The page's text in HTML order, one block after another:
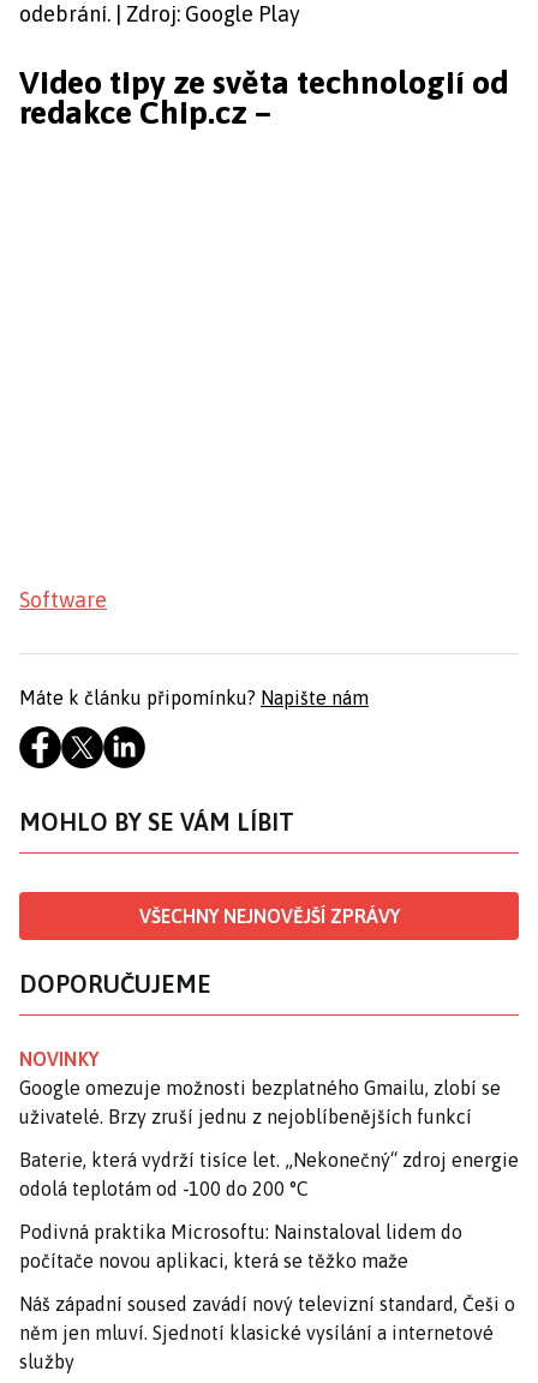
odebrání. | Zdroj: Google Play
Video tipy ze světa technologií od
redakce Chip.cz –
Software
Máte k článku připomínku? Napište nám
MOHLO BY SE VÁM LÍBIT
VŠECHNY NEJNOVĚJŠÍ ZPRÁVY
DOPORUČUJEME
NOVINKY
Google omezuje možnosti bezplatného Gmailu, zlobí se
uživatelé. Brzy zruší jednu z nejoblíbenějších funkcí
Baterie, která vydrží tisíce let. „Nekonečný“ zdroj energie
odolá teplotám od -100 do 200 °C
Podivná praktika Microsoftu: Nainstaloval lidem do
počítače novou aplikaci, která se těžko maže
Náš západní soused zavádí nový televizní standard, Češi o
něm jen mluví. Sjednotí klasické vysílání a internetové
služby